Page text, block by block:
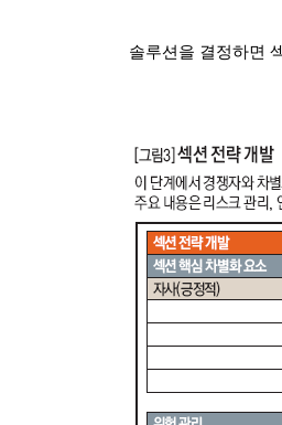
솔루션을 결정하면